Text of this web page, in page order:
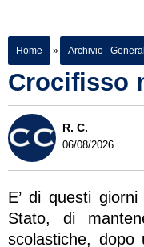
Home » Archivio -
Crocifisso
R. C.
06/08/2026
E’ di questi
Stato, di
scolastiche,